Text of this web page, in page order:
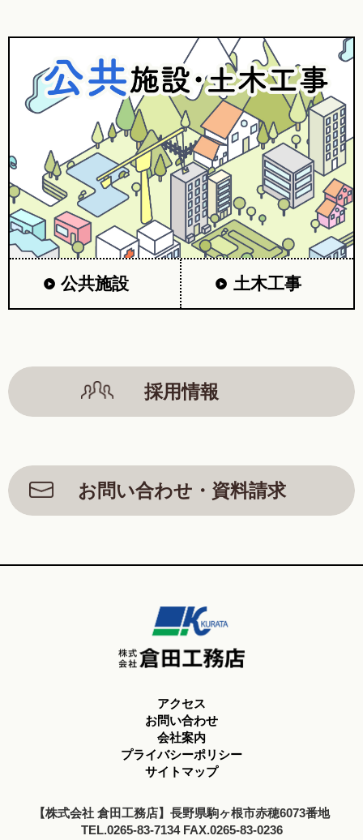
公共施設 土木工事
採用情報
お問い合わせ・資料請求
アクセス
お問い合わせ
会社案内
プライバシーポリシー
サイトマップ
【株式会社 倉田工務店】長野県駒ヶ根市赤穂6073番地
TEL.0265-83-7134 FAX.0265-83-0236